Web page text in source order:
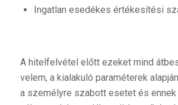
Ingatlan esedékes értékesítési
A hitelfelvétel előtt ezeket mind
velem, a kialakuló paraméterek
a személyre szabott esetet és